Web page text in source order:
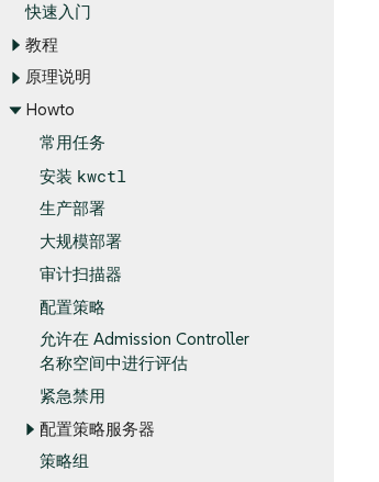
快速入门
教程
原理说明
Howto
常用任务
安装 kwctl
生产部署
大规模部署
审计扫描器
配置策略
允许在 Admission Controller
名称空间中进行评估
紧急禁用
配置策略服务器
策略组